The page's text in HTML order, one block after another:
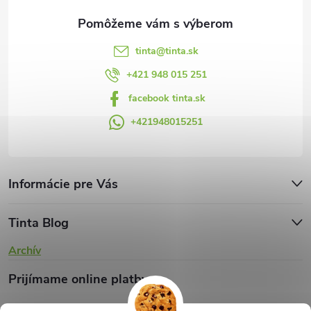
s
u
tinta@tinta.sk
+421 948 015 251
facebook tinta.sk
+421948015251
Informácie pre Vás
Tinta Blog
Archív
Prijímame online platby